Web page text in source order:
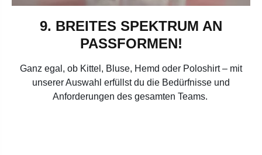
9. BREITES SPEKTRUM AN
PASSFORMEN!
Ganz egal, ob Kittel, Bluse, Hemd oder Poloshirt – mit
unserer Auswahl erfüllst du die Bedürfnisse und
Anforderungen des gesamten Teams.